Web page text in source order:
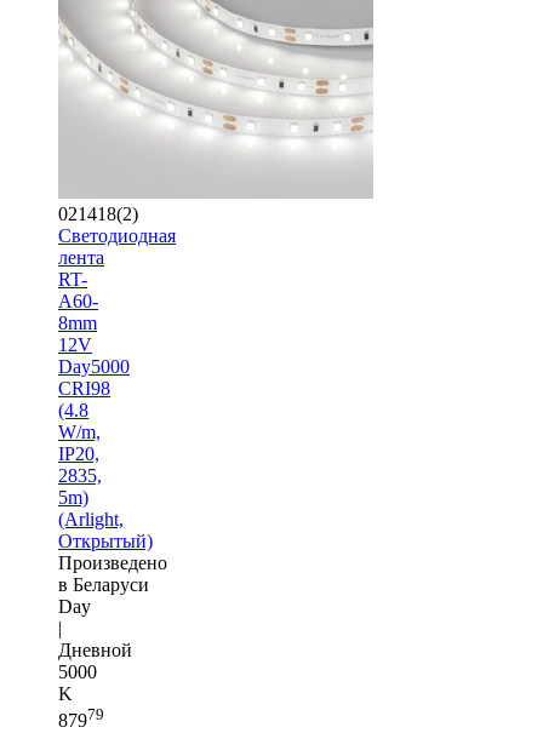
021418(2)
Светодиодная
лента
RT-
A60-
8mm
12V
Day5000
CRI98
(4.8
W/m,
IP20,
2835,
5m)
(Arlight,
Открытый)
Произведено
в Беларуси
Day
|
Дневной
5000
K
87979